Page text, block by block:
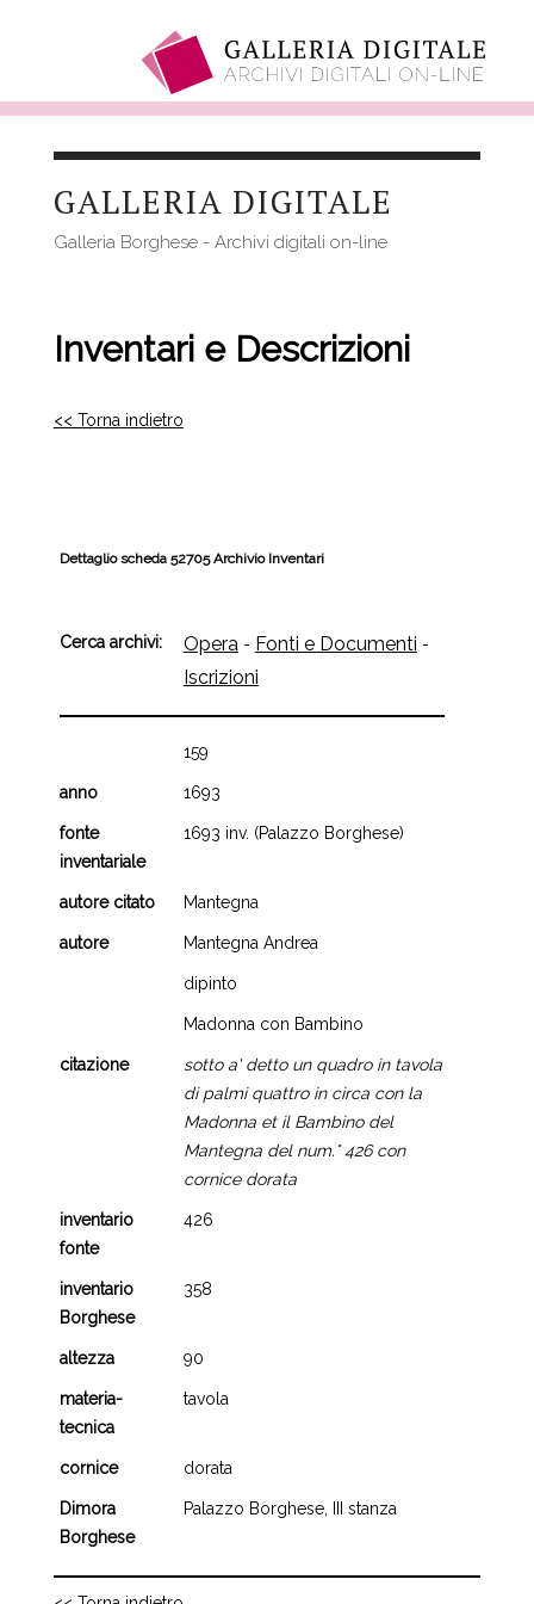
contenutoGALLERIA DIGITALE
Galleria Borghese - Archivi digitali on-line
Inventari e Descrizioni
<< Torna indietro
Dettaglio scheda 52705 Archivio Inventari
Cerca archivi: Opera - Fonti e Documenti -
Iscrizioni
159
anno 1693
fonte
inventariale
1693 inv. (Palazzo Borghese)
autore citato Mantegna
autore Mantegna Andrea
dipinto
Madonna con Bambino
citazione
sotto a' detto un quadro in tavola
di palmi quattro in circa con la
Madonna et il Bambino del
Mantegna del num.° 426 con
cornice dorata
inventario
fonte
426
inventario
Borghese
358
altezza 90
materia-
tecnica
tavola
cornice dorata
Dimora
Borghese
Palazzo Borghese, III stanza